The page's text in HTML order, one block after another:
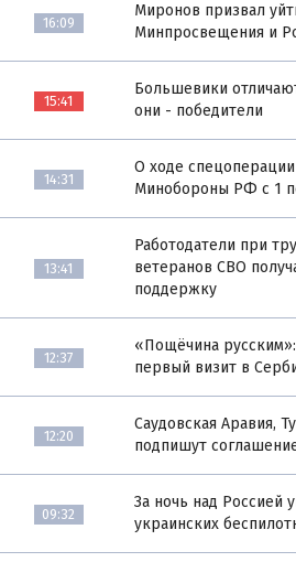
16:09
Миронов призвал
Минпросвещения и
15:41
Большевики
они - победители
14:31
О ходе
Минобороны РФ с 1
13:41
Работодатели при
ветеранов СВО
поддержку
12:37
«Пощёчина
первый визит в
12:20
Саудовская Аравия,
подпишут
09:32
За ночь над Россией
украинских